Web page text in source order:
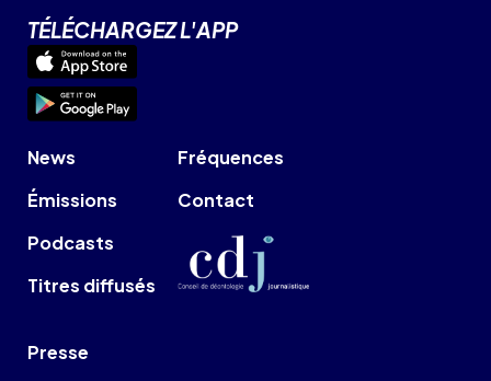
TÉLÉCHARGEZ L'APP
News
Émissions
Podcasts
Titres diffusés
Fréquences
Contact
Presse